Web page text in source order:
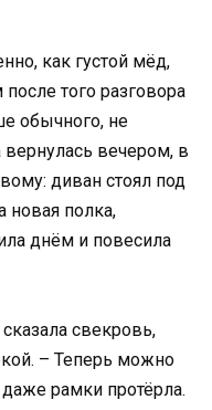
как густой мёд,
того разговора
обычного, не
вечером, в
диван стоял под
новая полка,
днём и повесила
свекровь,
– Теперь можно
рамки протёрла.